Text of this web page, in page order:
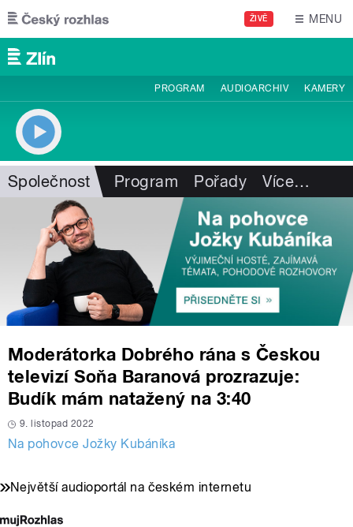
Přejít k hlavnímu obsahu
ŽIVĚ MENU
PROGRAM AUDIOARCHIV KAMERY
Společnost Program Pořady Více…
Moderátorka Dobrého rána s Českou
televizí Soňa Baranová prozrazuje:
Budík mám natažený na 3:40
9. listopad 2022
Na pohovce Jožky Kubáníka
Největší audioportál na českém internetu